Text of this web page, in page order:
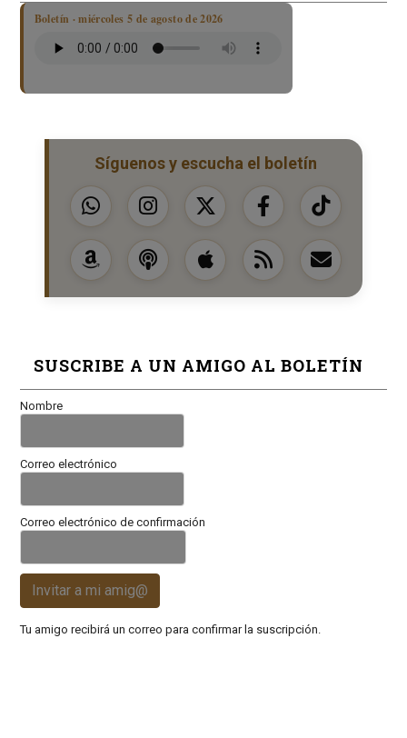
Boletín · miércoles 5 de agosto de 2026
Síguenos y escucha el boletín
SUSCRIBE A UN AMIGO AL BOLETÍN
Nombre
Correo electrónico
Correo electrónico de confirmación
Invitar a mi amig@
Tu amigo recibirá un correo para confirmar la suscripción.